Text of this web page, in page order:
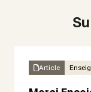
Article